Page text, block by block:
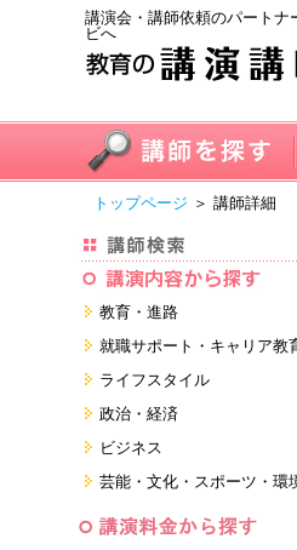
講演会・講師依頼のパートナ
ビへ
トップページ ＞ 講師詳細
教育・進路
進学・受験
教員・保護者
すべて
就職サポート・キャリア教
就職サポートツール対策
面接・ディスカッション・
対策
ライフスタイル
健康・美容・女性・食育
看護・介護・ボランティア
すべて
政治・経済
国際
日本
ビジネス
経営・マーケティング・フ
ンス
コーチング・メンタルヘル
芸能・文化・スポーツ・環
スポーツ